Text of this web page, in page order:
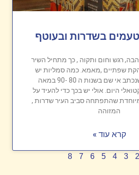
בשדרות ובעוטף
רגש וחום ותקוה , כך מתחיל השיר
שפתיים ,מאמא. כמה סמליות יש
במילות השיר שנכתב אי שם בשנות ה 80 -90 במאה
היום. אולי יש בכך כדי להעיד על
שהתפתחה סביב העיר שדרות ,
המזוהה
קרא עוד »
2
3
4
5
6
7
8